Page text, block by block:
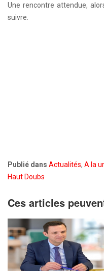
Une rencontre attendue,
suivre.
Publié dans Actualités, A la
Haut Doubs
Ces articles